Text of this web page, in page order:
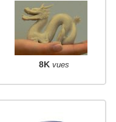
8K vues